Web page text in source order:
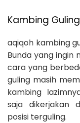
Kambing Guling
aqiqoh kambing
Bunda yang ingin
cara yang
guling masih
kambing
saja dikerjakan
posisi terguling.